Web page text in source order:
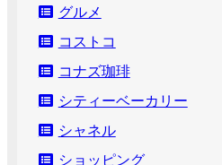
グルメ
コストコ
コナズ珈琲
シティーベーカリー
シャネル
ショッピング